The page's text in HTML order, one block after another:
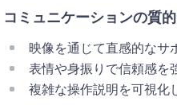
コミュニケーションの質
映像を通じて直感的なサ
表情や身振りで信頼感を
複雑な操作説明を可視化